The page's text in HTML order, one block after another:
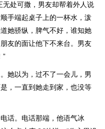
无处可撒，男友却帮着外人说
手端起桌子上的一杯水，泼
她骄纵，脾气不好，谁知她
友的面让他下不来台。男友
”
她以为，过不了一会儿，男
，一直到她走到家，也没等
话。电话那端，他语气冰